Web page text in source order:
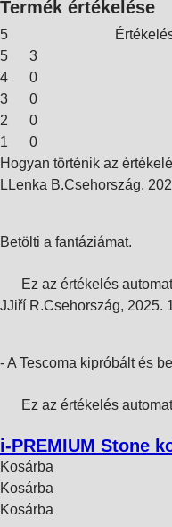
Termék értékelése
5
5
3
4
0
3
0
2
0
1
0
Hogyan történik az
LLenka B.Csehország,
Betölti a fantáziámat.
Ez az értékelés
JJiří R.Csehország, 2025.
- A Tescoma kipróbált és
Ez az értékelés
i-PREMIUM Stone
Kosárba
Kosárba
Kosárba